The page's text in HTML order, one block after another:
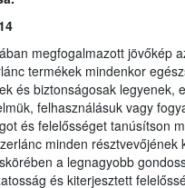
megfogalmazott jövőkép
termékek mindenkor
és biztonságosak legyenek,
felhasználásuk vagy
és felelősséget tanúsítson
minden résztvevőjének
a legnagyobb
és kiterjesztett